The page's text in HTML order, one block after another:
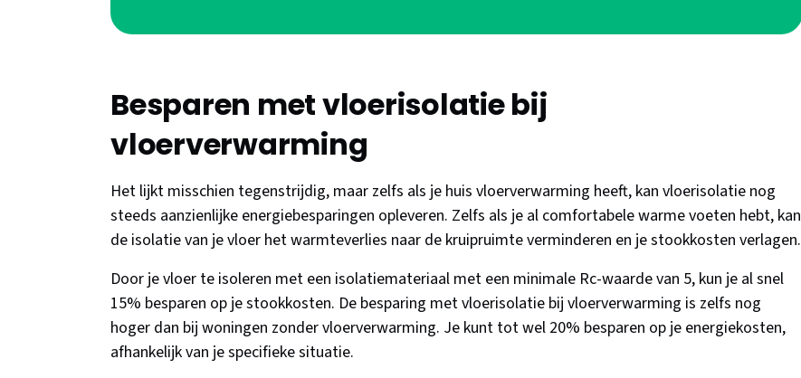
Besparen met vloerisolatie bij
vloerverwarming
Het lijkt misschien tegenstrijdig, maar zelfs als je huis vloerverwarming heeft, kan vloerisolatie nog
steeds aanzienlijke energiebesparingen opleveren. Zelfs als je al comfortabele warme voeten hebt, kan
de isolatie van je vloer het warmteverlies naar de kruipruimte verminderen en je stookkosten verlagen.
Door je vloer te isoleren met een isolatiemateriaal met een minimale Rc-waarde van 5, kun je al snel
15% besparen op je stookkosten. De besparing met vloerisolatie bij vloerverwarming is zelfs nog
hoger dan bij woningen zonder vloerverwarming. Je kunt tot wel 20% besparen op je energiekosten,
afhankelijk van je specifieke situatie.